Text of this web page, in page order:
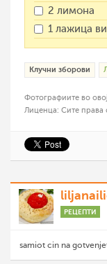
2 лимона
1 лажица
Клучни зборови
Фотографиите во
Лиценца: Сите права
РЕЦЕПТИ
samiot cin na